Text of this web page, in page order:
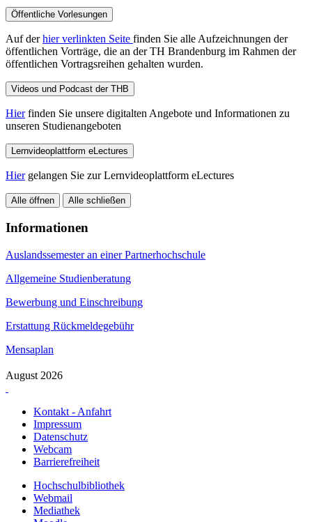
Öffentliche Vorlesungen
Auf derhier verlinkten Seite finden Sie alle Aufzeichnungen der
öffentlichen Vorträge, die an der TH Brandenburg im Rahmen der
öffentlichen Vortragsreihen gehalten wurden.
Videos und Podcast der THB
Hierfinden Sie unsere digitalten Angebote und Informationen zu
unseren Studienangeboten
Lernvideoplattform eLectures
Hiergelangen Sie zur Lernvideoplattform eLectures
Alle öffnen Alle schließen
Informationen
Auslandssemester an einer Partnerhochschule
Allgemeine Studienberatung
Bewerbung und Einschreibung
Erstattung Rückmeldegebühr
Mensaplan
August 2026
Kontakt - Anfahrt
Impressum
Datenschutz
Webcam
Barrierefreiheit
Hochschulbibliothek
Webmail
Mediathek